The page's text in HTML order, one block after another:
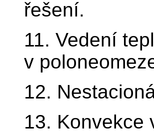
řešení.
11. Vedení
v
12.
13. Konvekce